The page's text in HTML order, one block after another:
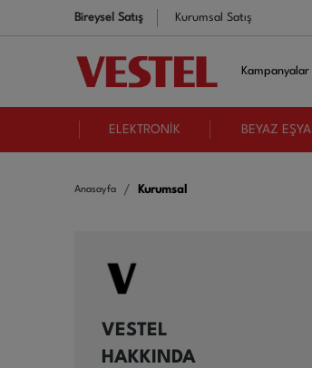
Bireysel Satış Kurumsal Satış
Kampanyalar
ELEKTRONİK BEYAZ EŞYA
Anasayfa Kurumsal
VESTEL
HAKKINDA